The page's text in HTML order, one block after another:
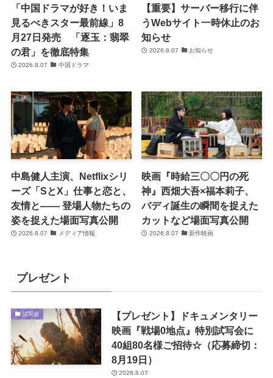
「中国ドラマが好き！いま
見るべきスター最前線」8
月27日発売 「逐玉：翡翠
の君」を徹底特集
2026.8.07 中国ドラマ
【重要】サーバー移行に伴
うWebサイト一時休止のお
知らせ
2026.8.07 お知らせ
中島健人主演、Netflixシリ
ーズ「SとX」仕事と恋と、
友情と―― 登場人物たちの
姿を捉えた場面写真公開
2026.8.07 メディア情報
映画『時給三〇〇円の死
神』西畑大吾×福本莉子、
バディ誕生の瞬間を捉えた
カットなど場面写真公開
2026.8.07 新作映画
プレゼント
試写会
【プレゼント】ドキュメンタリー
映画『戦場0地点』特別試写会に
40組80名様ご招待☆（応募締切：
8月19日）
2026.8.07